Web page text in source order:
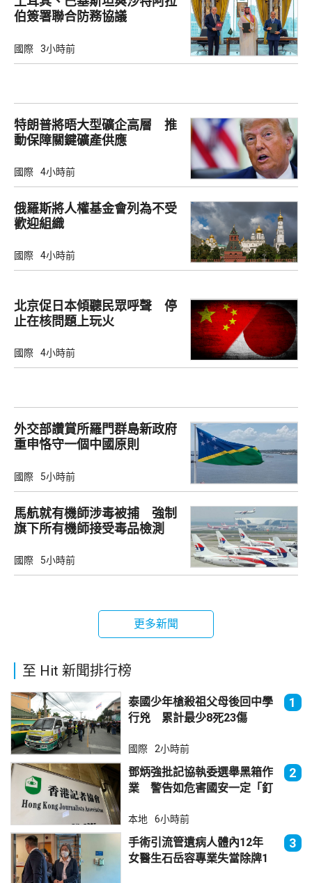
伯簽署聯合防務協議
國際 3小時前
特朗普將晤大型礦企高層 推
動保障關鍵礦產供應
國際 4小時前
俄羅斯將人權基金會列為不受
歡迎組織
國際 4小時前
北京促日本傾聽民眾呼聲 停
止在核問題上玩火
國際 4小時前
外交部讚賞所羅門群島新政府
重申恪守一個中國原則
國際 5小時前
馬航就有機師涉毒被捕 強制
旗下所有機師接受毒品檢測
國際 5小時前
更多新聞
至 Hit 新聞排行榜
泰國少年槍殺祖父母後回中學
行兇 累計最少8死23傷
1
國際 2小時前
鄧炳強批記協執委選舉黑箱作
業 警告如危害國安一定「釘
2
本地 6小時前
手術引流管遺病人體內12年
女醫生石岳容專業失當除牌1
3